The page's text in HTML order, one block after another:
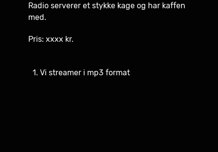
Radio serverer et stykke kage og har kaffen
med.
Pris: xxxx kr.
Vi streamer i mp3 format